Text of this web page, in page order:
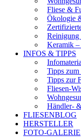
Fliese &
Ökologie
Keramik –
INFOS & TIPPS
Tipps zum
Tipps zur
Fliesen-
Händler-
FLIESENBLOG
HERSTELLER
FOTO-GALERIE